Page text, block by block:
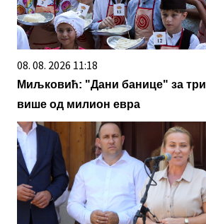
08. 08. 2026 11:18
Миљковић: "Дани банице" за
више од милион евра